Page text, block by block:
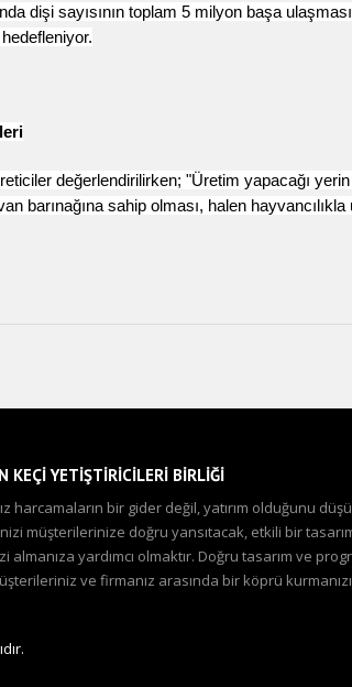
dişi sayısının toplam 5 milyon başa
değerlendirilirken; "Üretim yapacağı
barınağına sahip olması, halen
KEÇİ YETİŞTİRİCİLERİ BİRLİĞİ
harcamaların bir gider değil, yatırım olduğunu
müşterilerinize doğru yansıtacak, etkili bir
yardımcı olmaktır. Doğru tasarım ve
ve firmanız arasında bir köprü kurmanızı